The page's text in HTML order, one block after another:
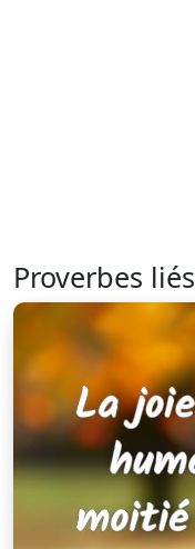
Proverbes liés